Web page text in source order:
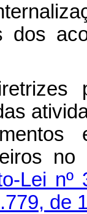
dos
Lei
de